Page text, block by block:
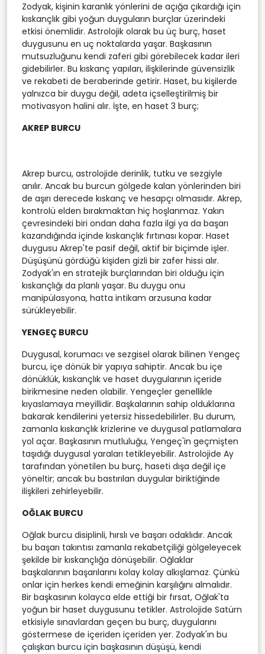
Zodyak, kişinin karanlık yönlerini de açığa çıkardığı için
kıskançlık gibi yoğun duyguların burçlar üzerindeki
etkisi önemlidir. Astrolojik olarak bu üç burç, haset
duygusunu en uç noktalarda yaşar. Başkasının
mutsuzluğunu kendi zaferi gibi görebilecek kadar ileri
gidebilirler. Bu kıskanç yapıları, ilişkilerinde güvensizlik
ve rekabeti de beraberinde getirir. Haset, bu kişilerde
yalnızca bir duygu değil, adeta içselleştirilmiş bir
motivasyon halini alır. İşte, en haset 3 burç;
AKREP BURCU
Akrep burcu, astrolojide derinlik, tutku ve sezgiyle
anılır. Ancak bu burcun gölgede kalan yönlerinden biri
de aşırı derecede kıskanç ve hesapçı olmasıdır. Akrep,
kontrolü elden bırakmaktan hiç hoşlanmaz. Yakın
çevresindeki biri ondan daha fazla ilgi ya da başarı
kazandığında içinde kıskançlık fırtınası kopar. Haset
duygusu Akrep'te pasif değil, aktif bir biçimde işler.
Düşüşünü gördüğü kişiden gizli bir zafer hissi alır.
Zodyak'ın en stratejik burçlarından biri olduğu için
kıskançlığı da planlı yaşar. Bu duygu onu
manipülasyona, hatta intikam arzusuna kadar
sürükleyebilir.
YENGEÇ BURCU
Duygusal, korumacı ve sezgisel olarak bilinen Yengeç
burcu, içe dönük bir yapıya sahiptir. Ancak bu içe
dönüklük, kıskançlık ve haset duygularının içeride
birikmesine neden olabilir. Yengeçler genellikle
kıyaslamaya meyillidir. Başkalarının sahip olduklarına
bakarak kendilerini yetersiz hissedebilirler. Bu durum,
zamanla kıskançlık krizlerine ve duygusal patlamalara
yol açar. Başkasının mutluluğu, Yengeç'in geçmişten
taşıdığı duygusal yaraları tetikleyebilir. Astrolojide Ay
tarafından yönetilen bu burç, haseti dışa değil içe
yöneltir; ancak bu bastırılan duygular biriktiğinde
ilişkileri zehirleyebilir.
OĞLAK BURCU
Oğlak burcu disiplinli, hırslı ve başarı odaklıdır. Ancak
bu başarı takıntısı zamanla rekabetçiliği gölgeleyecek
şekilde bir kıskançlığa dönüşebilir. Oğlaklar
başkalarının başarılarını kolay kolay alkışlamaz. Çünkü
onlar için herkes kendi emeğinin karşılığını almalıdır.
Bir başkasının kolayca elde ettiği bir fırsat, Oğlak'ta
yoğun bir haset duygusunu tetikler. Astrolojide Satürn
etkisiyle sınavlardan geçen bu burç, duygularını
göstermese de içeriden içeriden yer. Zodyak'ın bu
çalışkan burcu için başkasının düşüşü, kendi